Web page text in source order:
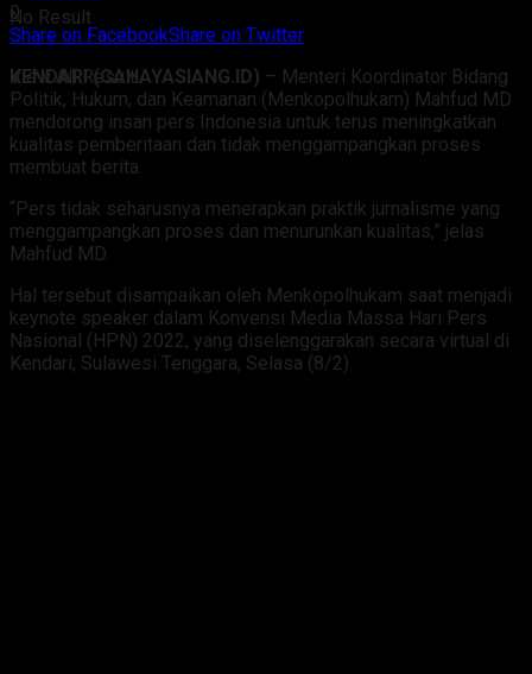
No Result
View All Result
0
Share on FacebookShare on Twitter
KENDARI (CAHAYASIANG.ID) – Menteri Koordinator Bidang
Politik, Hukum, dan Keamanan (Menkopolhukam) Mahfud MD
mendorong insan pers Indonesia untuk terus meningkatkan
kualitas pemberitaan dan tidak menggampangkan proses
membuat berita.
“Pers tidak seharusnya menerapkan praktik jurnalisme yang
menggampangkan proses dan menurunkan kualitas,” jelas
Mahfud MD.
Hal tersebut disampaikan oleh Menkopolhukam saat menjadi
keynote speaker dalam Konvensi Media Massa Hari Pers
Nasional (HPN) 2022, yang diselenggarakan secara virtual di
Kendari, Sulawesi Tenggara, Selasa (8/2).